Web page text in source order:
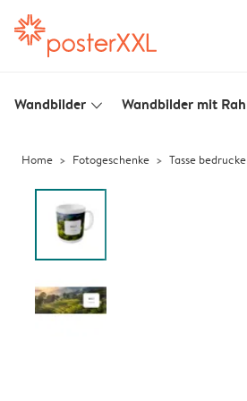
Wandbilder slim_arrow_down Wandbilder mit
Home Fotogeschenke Tasse